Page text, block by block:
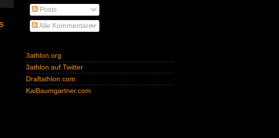
Posts
Alle Kommentare
3athlon.org
3athlon auf Twitter
Draftathlon.com
KaiBaumgartner.com